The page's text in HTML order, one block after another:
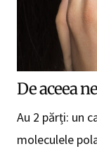
De aceea
Au 2 părți: un
moleculele